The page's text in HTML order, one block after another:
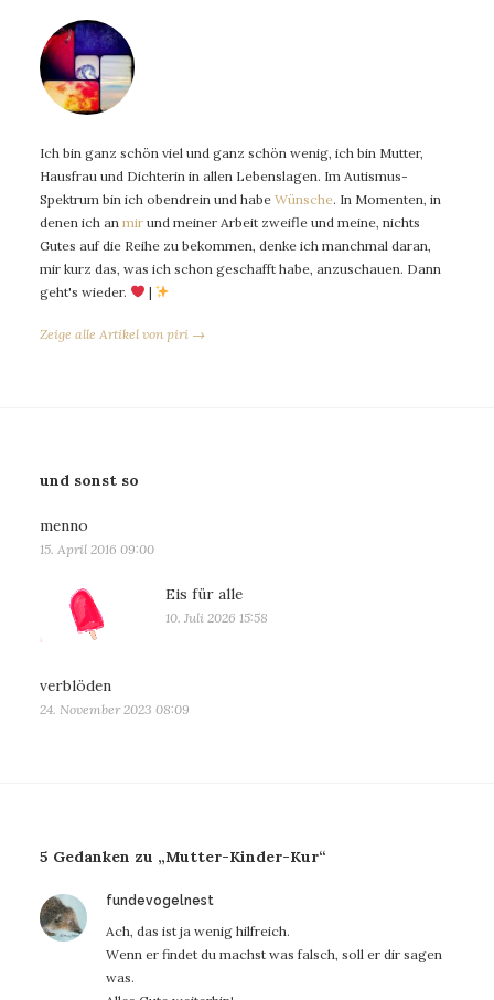
Ich bin ganz schön viel und ganz schön wenig, ich bin Mutter,
Hausfrau und Dichterin in allen Lebenslagen. Im Autismus-
Spektrum bin ich obendrein und habe Wünsche. In Momenten, in
denen ich an mir und meiner Arbeit zweifle und meine, nichts
Gutes auf die Reihe zu bekommen, denke ich manchmal daran,
mir kurz das, was ich schon geschafft habe, anzuschauen. Dann
geht's wieder.
|
Zeige alle Artikel von piri →
und sonst so
menno
15. April 2016 09:00
Eis für alle
10. Juli 2026 15:58
verblöden
24. November 2023 08:09
5 Gedanken zu „Mutter-Kinder-Kur“
fundevogelnestsagt:
Ach, das ist ja wenig hilfreich.
Wenn er findet du machst was falsch, soll er dir sagen
was.